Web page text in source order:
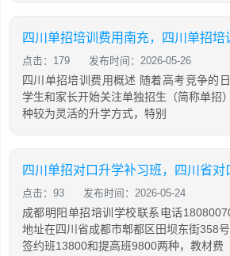
四川单招培训费用南充，四川单招培
点击：179 发布时间：2026-05-26
四川单招培训费用概述 随着高考竞争的
学生和家长开始关注单独招生（简称单招
种较为灵活的升学方式，特别
四川单招对口升学补习班，四川省对
点击：93 发布时间：2026-05-24
成都明阳单招培训学校联系电话
地址在四川省成都市郫都区田坝东街358
签约班13800和提高班9800两种，教材费